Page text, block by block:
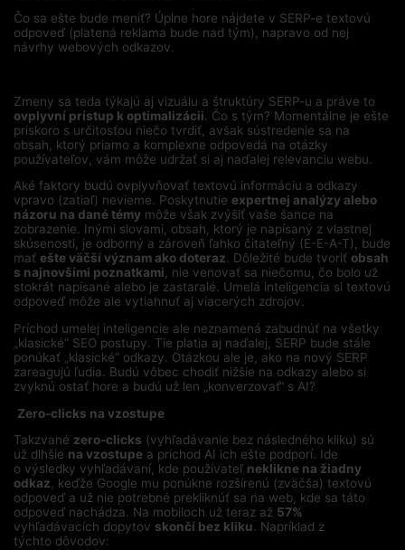
Čo sa ešte bude meniť? Úplne hore nájdete v SERP-e textovú
odpoveď (platená reklama bude nad tým), napravo od nej
návrhy webových odkazov.
Zmeny sa teda týkajú aj vizuálu a štruktúry SERP-u a práve to
ovplyvní prístup k optimalizácii. Čo s tým? Momentálne je ešte
priskoro s určitosťou niečo tvrdiť, avšak sústredenie sa na
obsah, ktorý priamo a komplexne odpovedá na otázky
používateľov, vám môže udržať si aj naďalej relevanciu webu.
Aké faktory budú ovplyvňovať textovú informáciu a odkazy
vpravo (zatiaľ) nevieme. Poskytnutieexpertnej analýzy alebo
názoru na dané témy môže však zvýšiť vaše šance na
zobrazenie. Inými slovami, obsah, ktorý je napísaný z vlastnej
skúsenosti, je odborný a zároveň ľahko čitateľný (E-E-A-T), bude
maťešte väčší význam ako doteraz. Dôležité bude tvoriťobsah
s najnovšími poznatkami, nie venovať sa niečomu, čo bolo už
stokrát napísané alebo je zastaralé. Umelá inteligencia si textovú
odpoveď môže ale vytiahnuť aj viacerých zdrojov.
Príchod umelej inteligencie ale neznamená zabudnúť na všetky
„klasické“ SEO postupy. Tie platia aj naďalej, SERP bude stále
ponúkať „klasické“ odkazy. Otázkou ale je, ako na nový SERP
zareagujú ľudia. Budú vôbec chodiť nižšie na odkazy alebo si
zvyknú ostať hore a budú už len „konverzovať“ s AI?
Zero-clicks na vzostupe
Takzvané zero-clicks (vyhľadávanie bez následného kliku) sú
už dlhšie na vzostupe a príchod AI ich ešte podporí. Ide
o výsledky vyhľadávaní, kde používateľ neklikne na žiadny
odkaz, keďže Google mu ponúkne rozšírenú (zväčša) textovú
odpoveď a už nie potrebné prekliknúť sa na web, kde sa táto
odpoveď nachádza. Na mobiloch už teraz až 57%
vyhľadávacích dopytov skončí bez kliku. Napríklad z
týchto dôvodov: